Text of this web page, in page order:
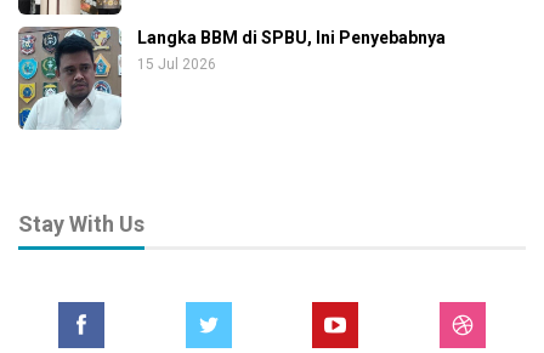
Langka BBM di SPBU, Ini Penyebabnya
15 Jul 2026
Stay With Us